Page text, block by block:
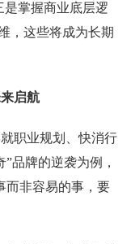
是掌握商业底层逻
，这些将成为长期
启航
职业规划、快消行
”品牌的逆袭为例，
而非容易的事，要